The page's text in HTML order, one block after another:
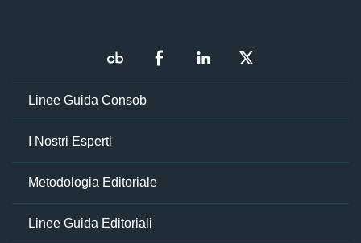
Linee Guida Consob
I Nostri Esperti
Metodologia Editoriale
Linee Guida Editoriali